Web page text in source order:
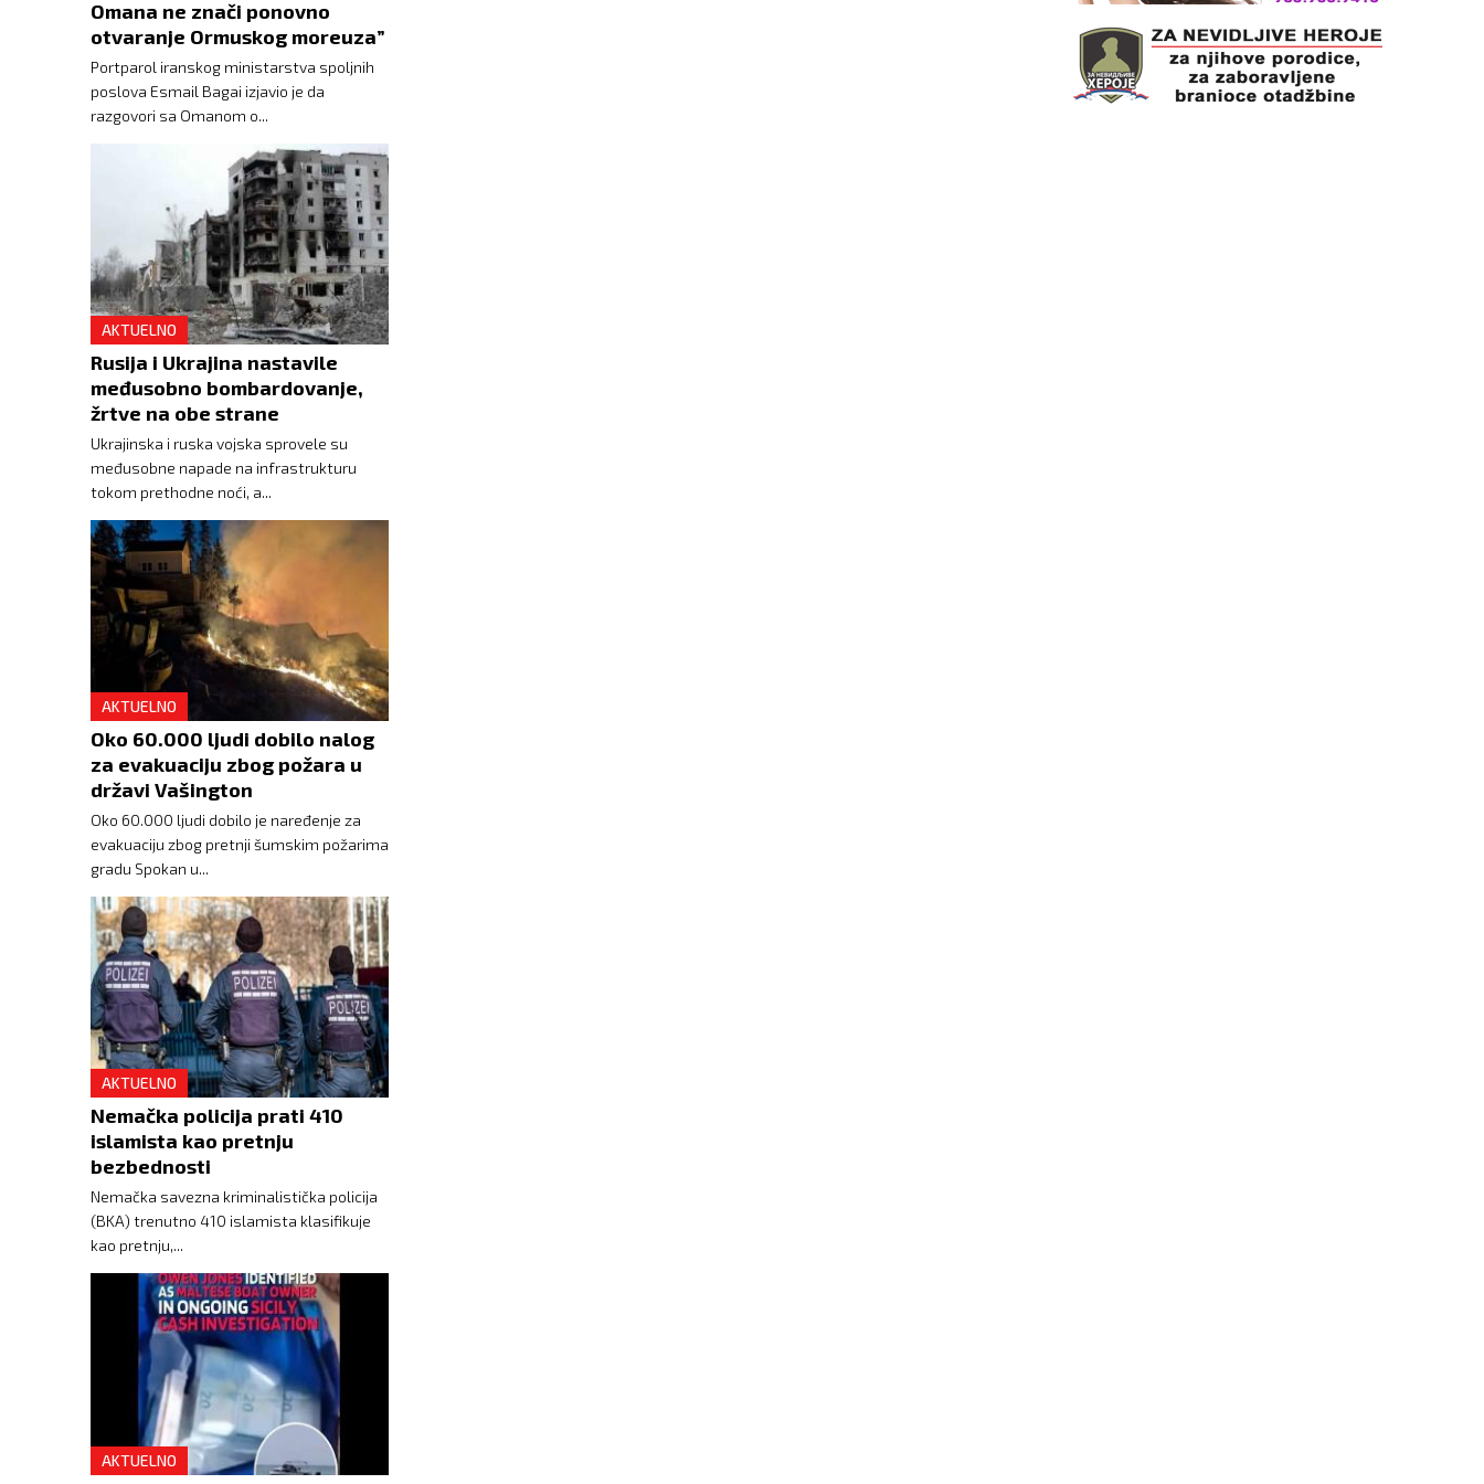
Omana ne znači ponovno
otvaranje Ormuskog moreuza”
Portparol iranskog ministarstva spoljnih
poslova Esmail Bagai izjavio je da
razgovori sa Omanom o...
AKTUELNO
Rusija i Ukrajina nastavile
međusobno bombardovanje,
žrtve na obe strane
Ukrajinska i ruska vojska sprovele su
međusobne napade na infrastrukturu
tokom prethodne noći, a...
AKTUELNO
Oko 60.000 ljudi dobilo nalog
za evakuaciju zbog požara u
državi Vašington
Oko 60.000 ljudi dobilo je naređenje za
evakuaciju zbog pretnji šumskim požarima
gradu Spokan u...
AKTUELNO
Nemačka policija prati 410
islamista kao pretnju
bezbednosti
Nemačka savezna kriminalistička policija
(BKA) trenutno 410 islamista klasifikuje
kao pretnju,...
AKTUELNO